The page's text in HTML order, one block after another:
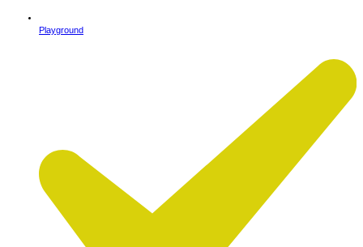
Playground